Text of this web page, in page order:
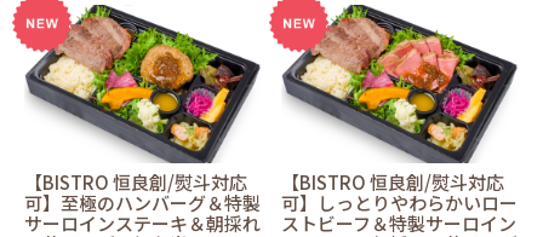
【BISTRO 恒良創/熨斗対応
可】至極のハンバーグ＆特製
サーロインステーキ＆朝採れ
【BISTRO 恒良創/熨斗対応
可】しっとりやわらかいロー
ストビーフ＆特製サーロイン